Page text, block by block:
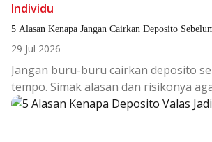
Individu
5 Alasan Kenapa Jangan Cairkan Deposito
29 Jul 2026
Jangan buru-buru cairkan deposito
tempo. Simak alasan dan risikonya
investasi tetap maksimal.